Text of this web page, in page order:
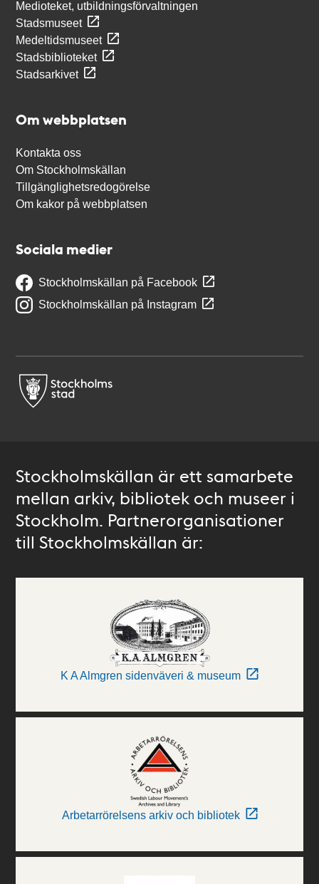
Medioteket, utbildningsförvaltningen
Stadsmuseet
Medeltidsmuseet
Stadsbiblioteket
Stadsarkivet
Om webbplatsen
Kontakta oss
Om Stockholmskällan
Tillgänglighetsredogörelse
Om kakor på webbplatsen
Sociala medier
Stockholmskällan på Facebook
Stockholmskällan på Instagram
Stockholmskällan är ett samarbete
mellan arkiv, bibliotek och museer i
Stockholm. Partnerorganisationer
till Stockholmskällan är:
K A Almgren sidenväveri & museum
Arbetarrörelsens arkiv och bibliotek